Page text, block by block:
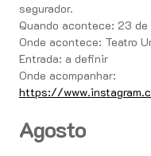
segurador.
Quando acontece: 23
Onde acontece: Teatro
Entrada: a definir
Onde acompanhar:
https://
Agosto